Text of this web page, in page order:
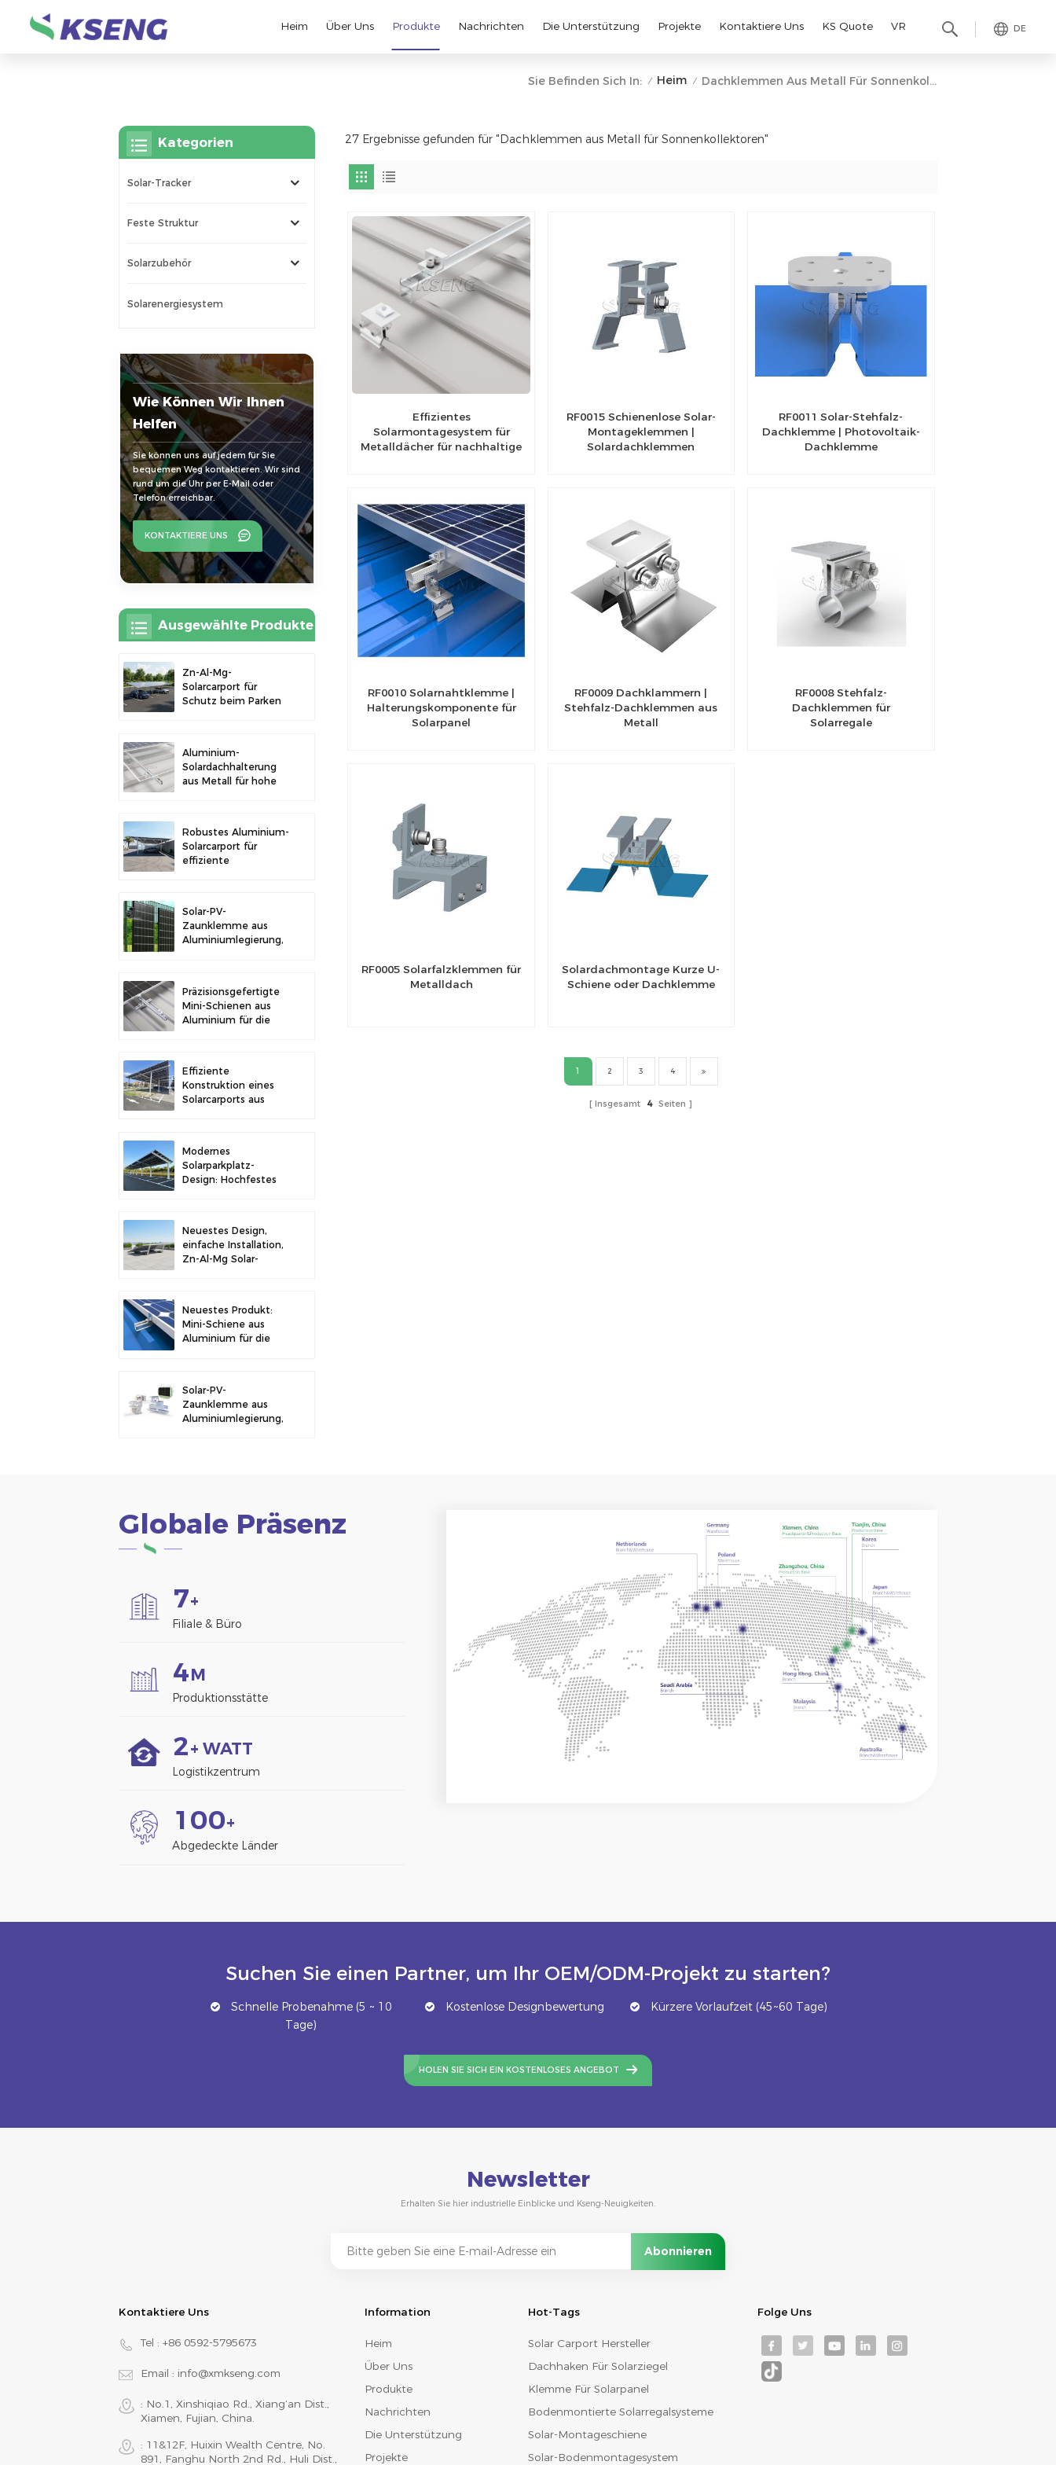
DE
Heim Über Uns Produkte Nachrichten Die Unterstützung Projekte Kontaktiere Uns KS Quote VR
Sie Befinden Sich In: / Heim / Dachklemmen Aus Metall Für Sonnenkollektoren
27 Ergebnisse gefunden für "Dachklemmen aus Metall für Sonnenkollektoren"
Effizientes
Solarmontagesystem für
Metalldächer für nachhaltige
RF0015 Schienenlose Solar-
Montageklemmen |
Solardachklemmen
RF0011 Solar-Stehfalz-
Dachklemme | Photovoltaik-
Dachklemme
RF0010 Solarnahtklemme |
Halterungskomponente für
Solarpanel
RF0009 Dachklammern |
Stehfalz-Dachklemmen aus
Metall
RF0008 Stehfalz-
Dachklemmen für
Solarregale
RF0005 Solarfalzklemmen für
Metalldach
Solardachmontage Kurze U-
Schiene oder Dachklemme
1 2 3 4
Insgesamt 4 Seiten
Kategorien
Solar-Tracker
Feste Struktur
Solarzubehör
Solarenergiesystem
Wie Können Wir Ihnen
Helfen
Sie können uns auf jedem für Sie
bequemen Weg kontaktieren. Wir sind
rund um die Uhr per E-Mail oder
Telefon erreichbar.
KONTAKTIERE UNS
Ausgewählte Produkte
Zn-Al-Mg-
Solarcarport für
Schutz beim Parken
Aluminium-
Solardachhalterung
aus Metall für hohe
Robustes Aluminium-
Solarcarport für
effiziente
Solar-PV-
Zaunklemme aus
Aluminiumlegierung,
Präzisionsgefertigte
Mini-Schienen aus
Aluminium für die
Effiziente
Konstruktion eines
Solarcarports aus
Modernes
Solarparkplatz-
Design: Hochfestes
Neuestes Design,
einfache Installation,
Zn-Al-Mg Solar-
Neuestes Produkt:
Mini-Schiene aus
Aluminium für die
Solar-PV-
Zaunklemme aus
Aluminiumlegierung,
Globale Präsenz
7+
Filiale & Büro
4M
Produktionsstätte
2+ WATT
Logistikzentrum
1 00+
Abgedeckte Länder
Suchen Sie einen Partner, um Ihr OEM/ODM-Projekt zu starten?
Schnelle Probenahme (5 ~ 10
Tage)
Kostenlose Designbewertung Kürzere Vorlaufzeit (45~60 Tage)
HOLEN SIE SICH EIN KOSTENLOSES ANGEBOT
Newsletter
Erhalten Sie hier industrielle Einblicke und Kseng-Neuigkeiten.
Kontaktiere Uns
Tel : +86 0592-5795673
Email : info@xmkseng.com
: No.1, Xinshiqiao Rd., Xiang‘an Dist.,
Xiamen, Fujian, China.
: 11&12F, Huixin Wealth Centre, No.
891, Fanghu North 2nd Rd., Huli Dist.,
Information
Heim
Über Uns
Produkte
Nachrichten
Die Unterstützung
Projekte
Hot-Tags
Solar Carport Hersteller
Dachhaken Für Solarziegel
Klemme Für Solarpanel
Bodenmontierte Solarregalsysteme
Solar-Montageschiene
Solar-Bodenmontagesystem
Folge Uns